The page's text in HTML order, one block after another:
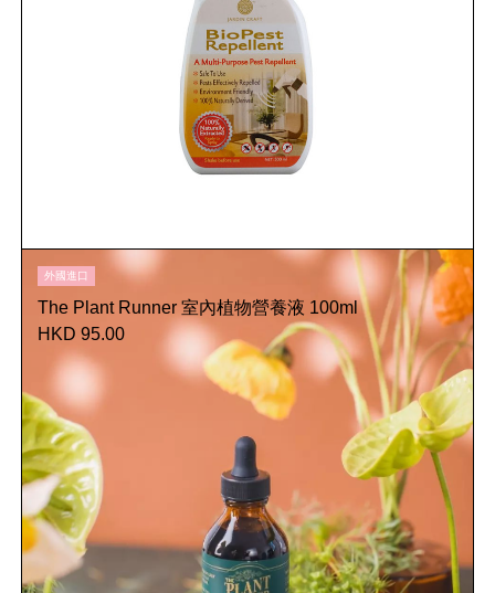
外國進口
The Plant Runner 室內植物營養液 100ml
HKD 95.00